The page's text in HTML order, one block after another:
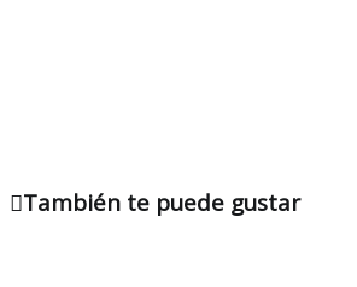
También te puede gustar